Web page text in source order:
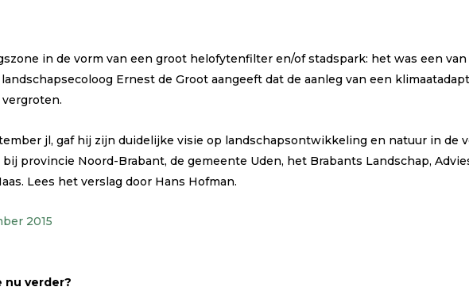
in de vorm van een groot helofytenfilter en/of stadspark: het was een
Ernest de Groot aangeeft dat de aanleg van een
jl, gaf hij zijn duidelijke visie op landschapsontwikkeling en natuur in de
provincie Noord-Brabant, de gemeente Uden, het Brabants Landschap,
Lees het verslag door Hans Hofman.
2015
nu verder?